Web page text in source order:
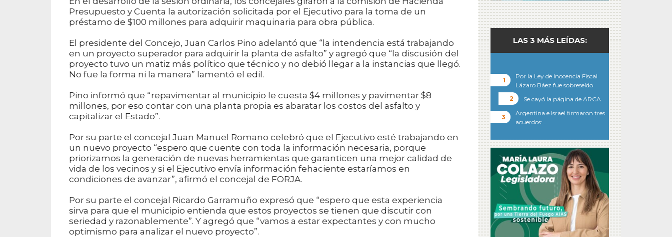
Presupuesto y Cuenta la autorización solicitada por el Ejecutivo para la toma de un
préstamo de $100 millones para adquirir maquinaria para obra pública.
El presidente del Concejo, Juan Carlos Pino adelantó que “la intendencia está trabajando
en un proyecto superador para adquirir la planta de asfalto” y agregó que “la discusión del
proyecto tuvo un matiz más político que técnico y no debió llegar a la instancias que llegó.
No fue la forma ni la manera” lamentó el edil.
Pino informó que “repavimentar al municipio le cuesta $4 millones y pavimentar $8
millones, por eso contar con una planta propia es abaratar los costos del asfalto y
capitalizar el Estado”.
Por su parte el concejal Juan Manuel Romano celebró que el Ejecutivo esté trabajando en
un nuevo proyecto “espero que cuente con toda la información necesaria, porque
priorizamos la generación de nuevas herramientas que garanticen una mejor calidad de
vida de los vecinos y si el Ejecutivo envía información fehaciente estaríamos en
condiciones de avanzar”, afirmó el concejal de FORJA.
Por su parte el concejal Ricardo Garramuño expresó que “espero que esta experiencia
sirva para que el municipio entienda que estos proyectos se tienen que discutir con
seriedad y razonablemente”. Y agregó que “vamos a estar expectantes y con mucho
optimismo para analizar el nuevo proyecto”.
LAS 3 MÁS LEÍDAS:
Por la Ley de Inocencia Fiscal
Lázaro Báez fue sobreseído
Se cayó la página de ARCA
Argentina e Israel firmaron tres
acuerdos:…